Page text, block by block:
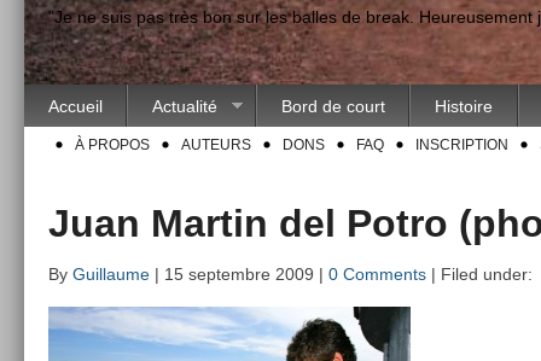
"Je ne suis pas très bon sur les balles de break.
Accueil Actualité Bord de court Histoire
À PROPOS AUTEURS DONS FAQ INSCRIPTION
Juan Martin del Potro
By Guillaume | 15 septembre 2009 | 0 Comments | Filed under: